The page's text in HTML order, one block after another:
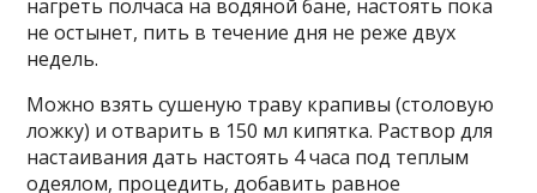
нагреть полчаса на водяной бане, настоять пока
не остынет, пить в течение дня не реже двух
недель.
Можно взять сушеную траву крапивы (столовую
ложку) и отварить в 150 мл кипятка. Раствор для
настаивания дать настоять 4 часа под теплым
одеялом, процедить, добавить равное